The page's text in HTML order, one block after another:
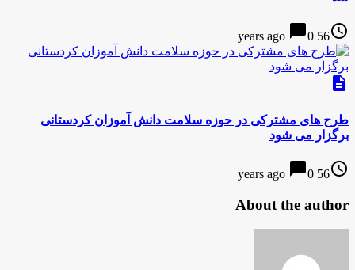
access_time
56 years ago
chat_bubble0
description
طرح های مشترکی در حوزه سلامت دانش آموزان کردستانی
برگزار می شود
access_time
56 years ago
chat_bubble0
About the author